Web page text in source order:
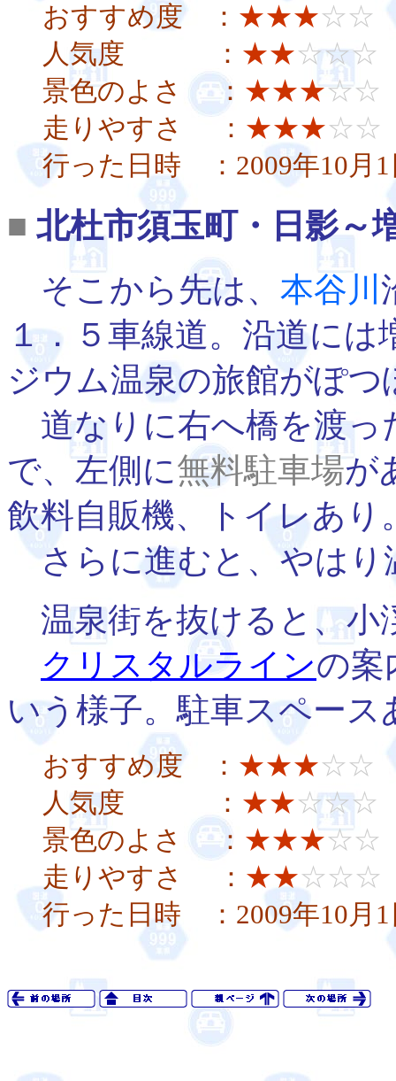
おすすめ度 ： ★★★☆☆
人気度 ： ★★☆☆☆
景色のよさ ： ★★★☆☆
走りやすさ ： ★★★☆☆
行った日時 ：2009年10月1
■ 北杜市須玉町・日影～
そこから先は、 本谷川
１．５車線道。沿道には
ジウム温泉の旅館がぽつ
道なりに右へ橋を渡っ
で、左側に無料駐車場が
飲料自販機、トイレあり
さらに進むと、やはり
温泉街を抜けると、小
クリスタルラインの案
いう様子。駐車スペース
おすすめ度 ： ★★★☆☆
人気度 ： ★★☆☆☆
景色のよさ ： ★★★☆☆
走りやすさ ： ★★☆☆☆
行った日時 ：2009年10月1